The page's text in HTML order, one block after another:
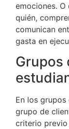
emociones.
quién,
comunican
gasta en
Grupos
En los grupos
grupo de
criterio previo